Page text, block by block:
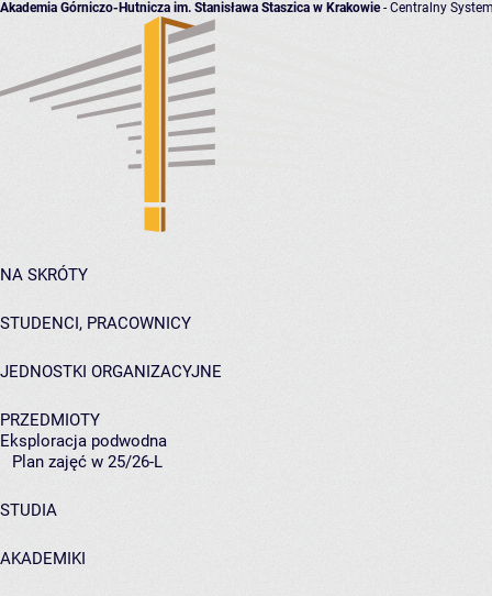
Akademia Górniczo-Hutnicza im. Stanisława Staszica w Krakowie- Centralny
NA SKRÓTY
STUDENCI, PRACOWNICY
JEDNOSTKI ORGANIZACYJNE
PRZEDMIOTY
Eksploracja podwodna
Plan zajęć w 25/26-L
STUDIA
AKADEMIKI